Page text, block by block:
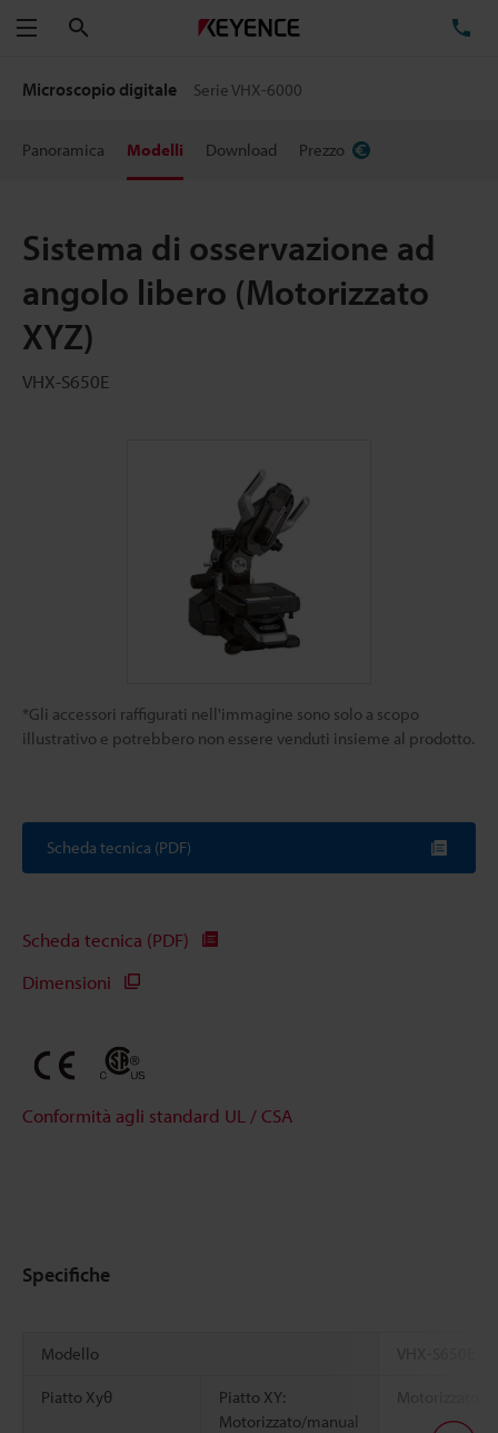
Menu
Microscopio digitale Serie VHX-6000
Panoramica Modelli Download Prezzo
Sistema di osservazione ad
angolo libero (Motorizzato
XYZ)
VHX-S650E
*Gli accessori raffigurati nell'immagine sono solo a scopo
illustrativo e potrebbero non essere venduti insieme al prodotto.
Scheda tecnica (PDF)
Scheda tecnica (PDF)
Dimensioni
Conformità agli standard UL / CSA
Specifiche
Modello VHX-S650E
Piatto Xyθ
Piatto XY:
Motorizzato/manual
Motorizzato